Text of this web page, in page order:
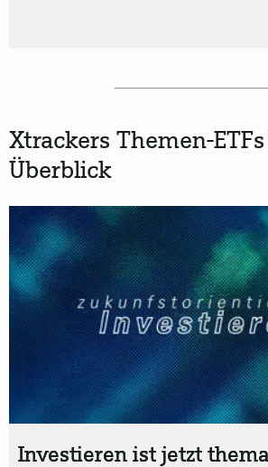
Xtrackers Themen-
Überblick
Investieren ist jetzt